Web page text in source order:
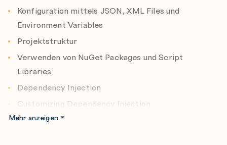
Konfiguration mittels JSON, XML Files und
Environment Variables
Projektstruktur
Verwenden von NuGet Packages und Script
Libraries
Dependency Injection
Customizing Dependency Injection
Statische Dateien mit ASP.NET Core
Mehr anzeigen